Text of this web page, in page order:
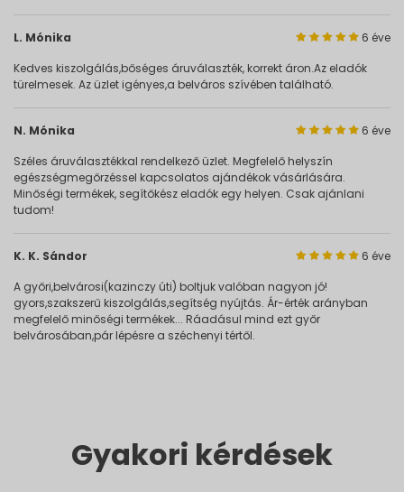
L. Mónika
6 éve
Kedves kiszolgálás,bőséges áruválaszték, korrekt áron.Az eladók
türelmesek. Az üzlet igényes,a belváros szívében található.
N. Mónika
6 éve
Széles áruválasztékkal rendelkező üzlet. Megfelelő helyszín
egészségmegőrzéssel kapcsolatos ajándékok vásárlására.
Minőségi termékek, segítőkész eladók egy helyen. Csak ajánlani
tudom!
K. K. Sándor
6 éve
A győri,belvárosi(kazinczy úti) boltjuk valóban nagyon jó!
gyors,szakszerű kiszolgálás,segítség nyújtás. Ár-érték arányban
megfelelő minőségi termékek... Ráadásul mind ezt győr
belvárosában,pár lépésre a széchenyi tértől.
Gyakori kérdések